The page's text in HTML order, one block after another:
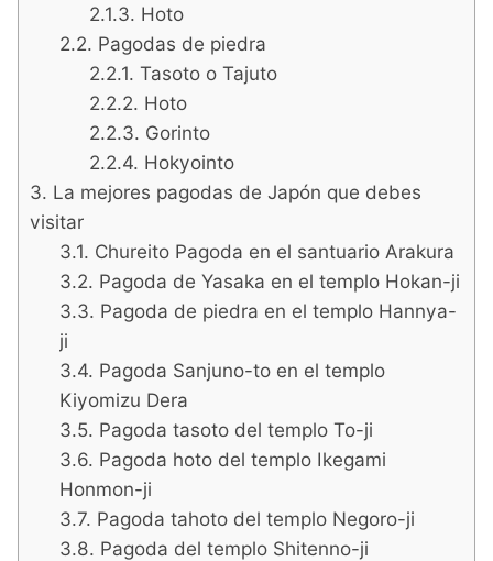
Hoto
Pagodas de piedra
Tasoto o Tajuto
Hoto
Gorinto
Hokyointo
La mejores pagodas de Japón que debes
visitar
Chureito Pagoda en el santuario Arakura
Pagoda de Yasaka en el templo Hokan-ji
Pagoda de piedra en el templo Hannya-
ji
Pagoda Sanjuno-to en el templo
Kiyomizu Dera
Pagoda tasoto del templo To-ji
Pagoda hoto del templo Ikegami
Honmon-ji
Pagoda tahoto del templo Negoro-ji
Pagoda del templo Shitenno-ji